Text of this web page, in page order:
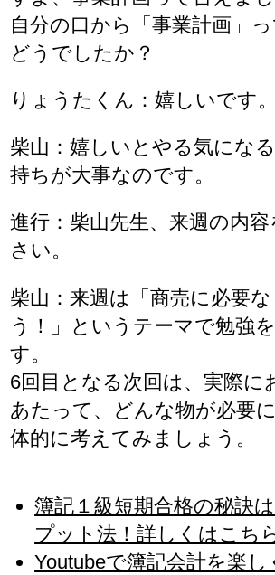
自分の口から「事業計画」っ
どうでしたか？
りょうたくん：嬉しいです。
柴山：嬉しいとやる気にな
持ちが大事なのです。
進行：柴山先生、来週の内
さい。
柴山：来週は「商売に必要
う！」というテーマで勉強
す。
6回目となる次回は、実際に
あたって、どんな物が必要
体的に考えてみましょう。
簿記１級短期合格の秘訣
プット法！詳しくはこち
Youtubeで簿記会計を楽